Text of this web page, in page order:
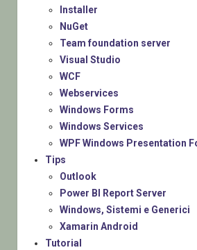
Installer
NuGet
Team foundation server
Visual Studio
WCF
Webservices
Windows Forms
Windows Services
WPF Windows Presentation
Tips
Outlook
Power BI Report Server
Windows, Sistemi e Generici
Xamarin Android
Tutorial